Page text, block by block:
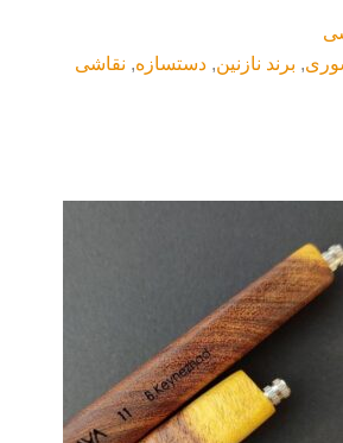
, برند نازنین,دستسازه, نقاشی